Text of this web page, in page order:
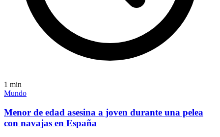
1 min
Mundo
Menor de edad asesina a joven durante una pelea
con navajas en España